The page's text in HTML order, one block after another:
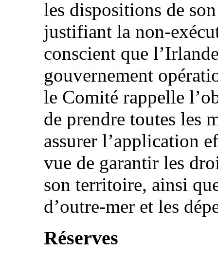
les dispositions de
justifiant la non-
conscient que
gouvernement
le Comité rappelle
de prendre toutes les
assurer l’application
vue de garantir les
son territoire, ainsi
d’outre-mer et les
Réserves